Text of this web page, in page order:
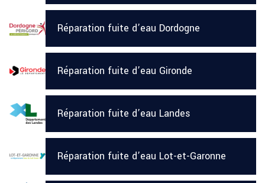
Réparation fuite d’eau Dordogne
Réparation fuite d’eau Gironde
Réparation fuite d’eau Landes
Réparation fuite d’eau Lot-et-Garonne